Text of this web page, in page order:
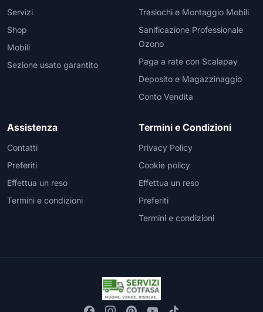
Servizi
Shop
Mobili
Sezione usato garantito
Traslochi e Montaggio Mobili
Sanificazione Professionale
Ozono
Paga a rate con Scalapay
Deposito e Magazzinaggio
Conto Vendita
Assistenza
Contatti
Preferiti
Effettua un reso
Termini e condizioni
Termini e Condizioni
Privacy Policy
Cookie policy
Effettua un reso
Preferiti
Termini e condizioni